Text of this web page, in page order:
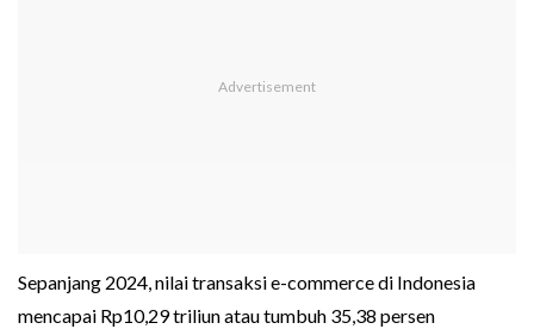
Sepanjang 2024, nilai transaksi e-commerce di Indonesia
mencapai Rp10,29 triliun atau tumbuh 35,38 persen